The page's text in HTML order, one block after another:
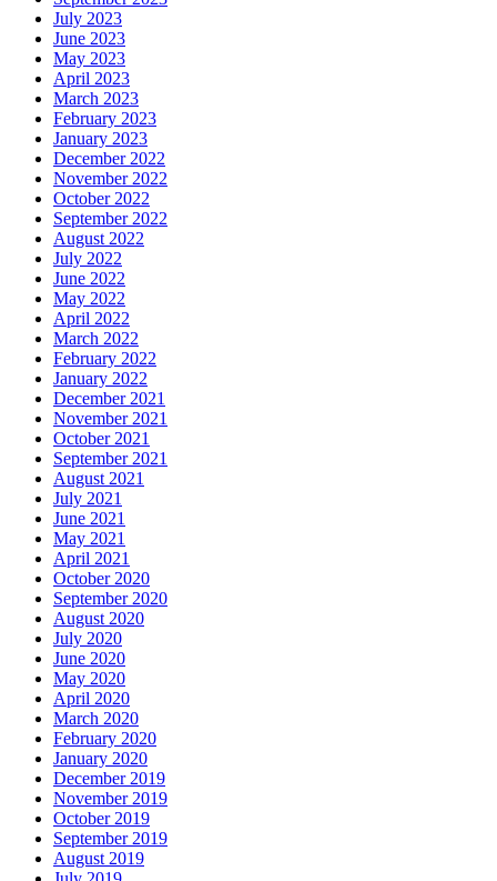
July 2023
June 2023
May 2023
April 2023
March 2023
February 2023
January 2023
December 2022
November 2022
October 2022
September 2022
August 2022
July 2022
June 2022
May 2022
April 2022
March 2022
February 2022
January 2022
December 2021
November 2021
October 2021
September 2021
August 2021
July 2021
June 2021
May 2021
April 2021
October 2020
September 2020
August 2020
July 2020
June 2020
May 2020
April 2020
March 2020
February 2020
January 2020
December 2019
November 2019
October 2019
September 2019
August 2019